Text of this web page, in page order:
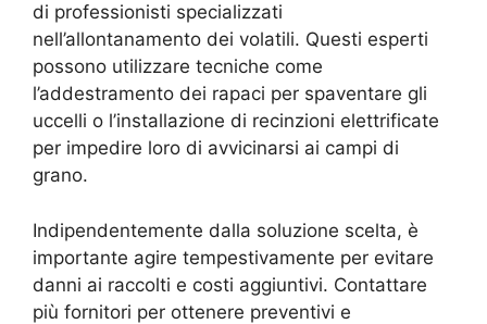
di professionisti specializzati
nell’allontanamento dei volatili. Questi esperti
possono utilizzare tecniche come
l’addestramento dei rapaci per spaventare gli
uccelli o l’installazione di recinzioni elettrificate
per impedire loro di avvicinarsi ai campi di
grano.
Indipendentemente dalla soluzione scelta, è
importante agire tempestivamente per evitare
danni ai raccolti e costi aggiuntivi. Contattare
più fornitori per ottenere preventivi e